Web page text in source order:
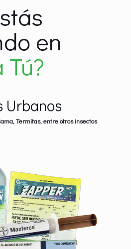
en
Tú?
Urbanos
Termitas, entre otros insectos